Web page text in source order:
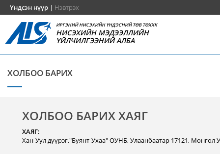
Үндсэн нүүр | Нэвтрэх
ИРГЭНИЙ НИСЭХИЙН ҮНДЭСНИЙ ТӨВ ТӨХХК
НИСЭХИЙН МЭДЭЭЛЛИЙН
ҮЙЛЧИЛГЭЭНИЙ АЛБА
ХОЛБОО БАРИХ
ХОЛБОО БАРИХ ХАЯГ
ХАЯГ:
Хан-Уул дүүрэг,"Буянт-Ухаа" ОУНБ, Улаанбаатар 17121, Монгол